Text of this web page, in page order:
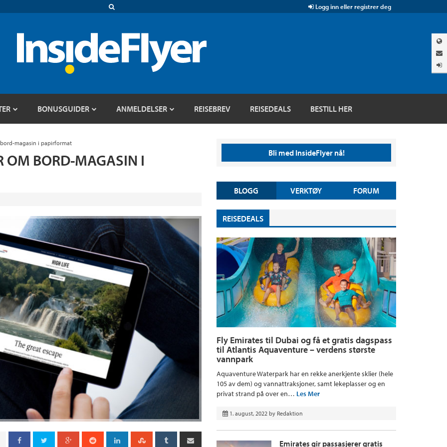
Logg inn eller registrer deg
BONUSGUIDER ANMELDELSER REISEBREV REISEDEALS BESTILL HER
magasin i papirformat
OM BORD-MAGASIN I Bli med InsideFlyer nå!
BLOGG VERKTØY FORUM
REISEDEALS
Fly Emirates til Dubai og få et gratis dagspass
til Atlantis Aquaventure – verdens største
vannpark
Aquaventure Waterpark har en rekke anerkjente sklier (hele
105 av dem) og vannattraksjoner, samt lekeplasser og en
privat strand på over en… Les Mer
1. august, 2022 by Redaktion
Emirates gir passasjerer gratis